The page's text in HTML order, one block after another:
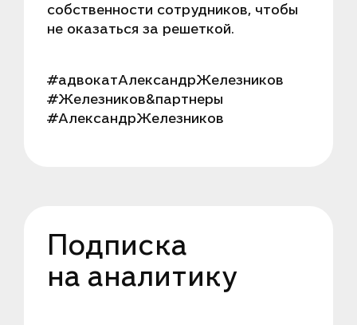
собственности сотрудников, чтобы
не оказаться за решеткой.
#адвокатАлександрЖелезников
#Железников&партнеры
#АлександрЖелезников
Подписка
на аналитику